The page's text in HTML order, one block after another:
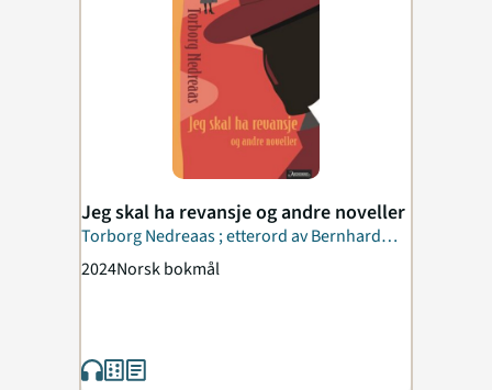
Jeg skal ha revansje og andre noveller
Torborg Nedreaas ; etterord av Bernhard
Ellefsen
2024Norsk bokmål